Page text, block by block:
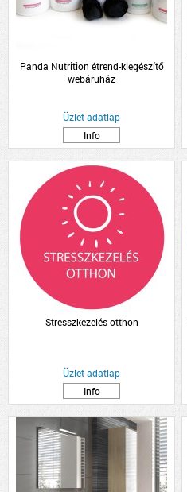
Panda Nutrition étrend-kiegészítő
webáruház
Üzlet adatlap
Info
Stresszkezelés otthon
Üzlet adatlap
Info